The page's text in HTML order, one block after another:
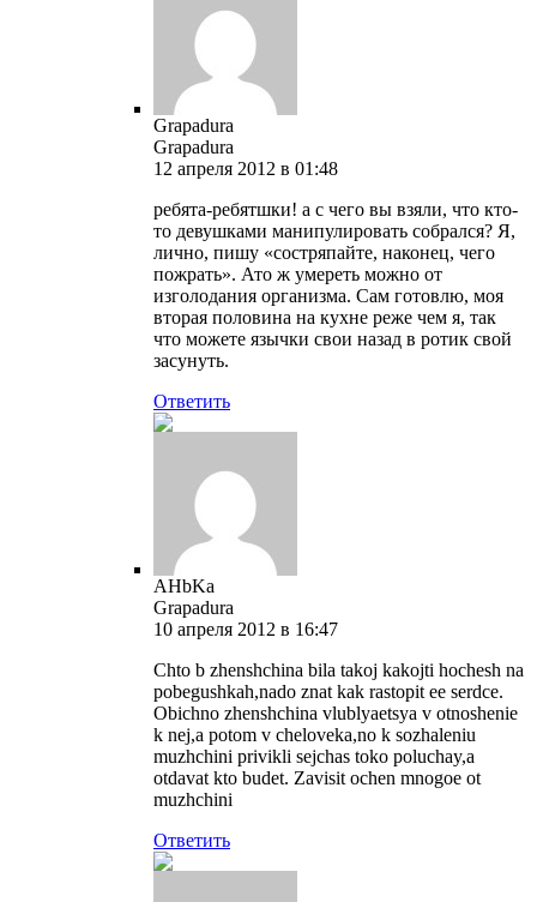
Grapadura
Grapadura
12 апреля 2012 в 01:48
ребята-ребятшки! а с чего вы взяли, что кто-
то девушками манипулировать собрался? Я,
лично, пишу «состряпайте, наконец, чего
пожрать». Ато ж умереть можно от
изголодания организма. Сам готовлю, моя
вторая половина на кухне реже чем я, так
что можете язычки свои назад в ротик свой
засунуть.
Ответить
AHbKa
Grapadura
10 апреля 2012 в 16:47
Chto b zhenshchina bila takoj kakojti hochesh na
pobegushkah,nado znat kak rastopit ee serdce.
Obichno zhenshchina vlublyaetsya v otnoshenie
k nej,a potom v cheloveka,no k sozhaleniu
muzhchini privikli sejchas toko poluchay,a
otdavat kto budet. Zavisit ochen mnogoe ot
muzhchini
Ответить